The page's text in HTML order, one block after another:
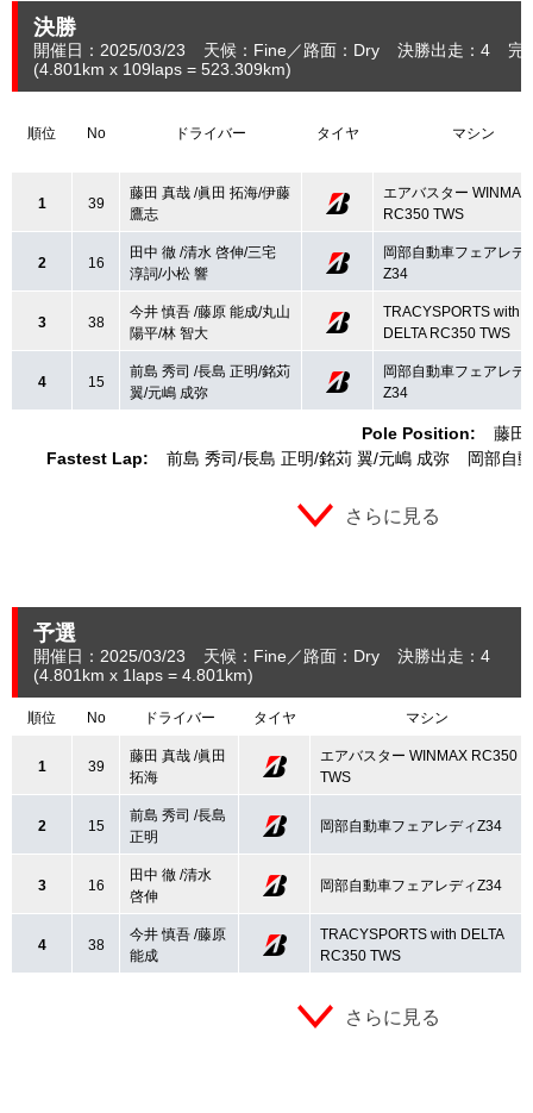
決勝
開催日：2025/03/23 天候：Fine 路面：Dry 決勝出走：4
完
(4.801 km x 109laps = 523.309km)
順位 No ドライバー タイヤ マシン
Pole Position:
藤田
Fastest Lap:
前島 秀司 長島 正明 銘苅 翼 元嶋 成弥 岡部自
1 39
藤田 真哉 /眞田 拓海/伊藤
鷹志
エアバスター WINMAX
RC350 TWS
2 16
田中 徹 /清水 啓伸/三宅
淳詞/小松 響
岡部自動車フェアレデ
Z34
3 38
今井 慎吾 /藤原 能成/丸山
陽平/林 智大
TRACYSPORTS with
DELTA RC350 TWS
4 15
前島 秀司 /長島 正明/銘苅
翼/元嶋 成弥
岡部自動車フェアレデ
Z34
さらに見る
予選
開催日：2025/03/23 天候：Fine 路面：Dry
決勝出走：4
(4.801 km x 1laps = 4.801 km)
順位 No ドライバー タイヤ マシン
1 39
藤田 真哉 /眞田
拓海
エアバスター WINMAX RC350
TWS
2 15
前島 秀司 /長島
正明
岡部自動車フェアレディZ34
3 16
田中 徹 /清水
啓伸
岡部自動車フェアレディZ34
4 38
今井 慎吾 /藤原
能成
TRACYSPORTS with DELTA
RC350 TWS
さらに見る